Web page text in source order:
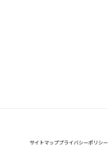
サイトマッププライバシーポリシー